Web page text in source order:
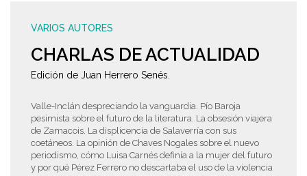
VARIOS AUTORES
CHARLAS DE ACTUALIDAD
Edición de Juan Herrero Senés.
Valle-Inclán despreciando la vanguardia. Pío Baroja
pesimista sobre el futuro de la literatura. La obsesión viajera
de Zamacois. La displicencia de Salaverría con sus
coetáneos. La opinión de Chaves Nogales sobre el nuevo
periodismo, cómo Luisa Carnés definía a la mujer del futuro
y por qué Pérez Ferrero no descartaba el uso de la violencia